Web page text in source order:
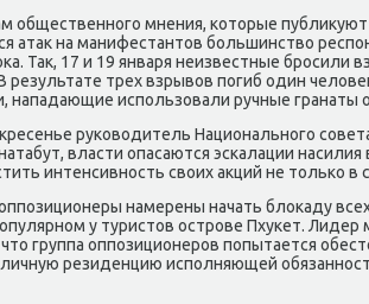
общественного мнения, которые
атак на манифестантов большинство
Так, 17 и 19 января неизвестные бросили
трех взрывов погиб один
нападающие использовали ручные гранаты
руководитель Национального
власти опасаются эскалации насилия
интенсивность своих акций не только в
намерены начать блокаду
у туристов острове Пхукет. Лидер
группа оппозиционеров попытается
резиденцию исполняющей